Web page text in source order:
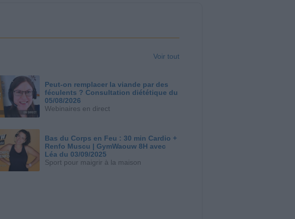
Voir tout
Peut-on remplacer la viande par des
féculents ? Consultation diététique du
05/08/2026
Webinaires en direct
Bas du Corps en Feu : 30 min Cardio +
Renfo Muscu | GymWaouw 8H avec
Léa du 03/09/2025
Sport pour maigrir à la maison